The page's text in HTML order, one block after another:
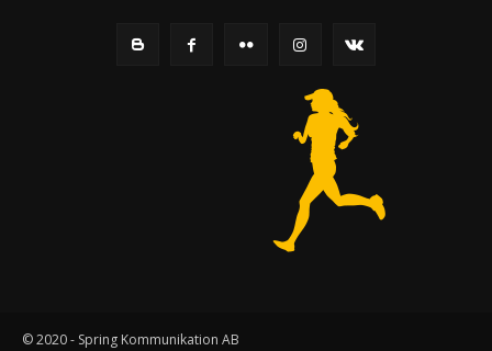
© 2020 - Spring Kommunikation AB